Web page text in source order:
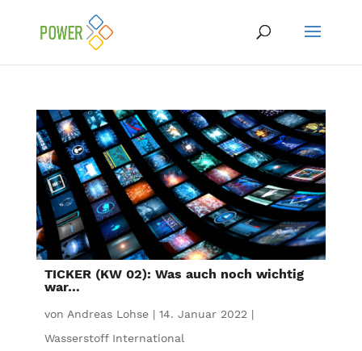
TICKER (KW 02): Was auch noch wichtig
war…
von Andreas Lohse| 14. Januar 2022 |
Wasserstoff International